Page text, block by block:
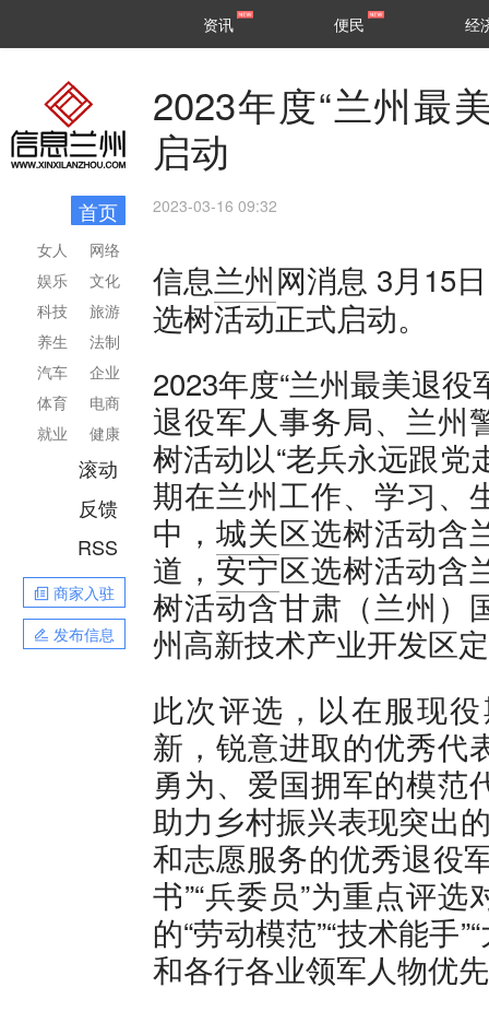
区县
资讯 便民 经
首页
网络
文化
旅游
法制
企业
电商
健康
女人
娱乐
科技
养生
汽车
体育
就业
滚动
反馈
RSS
商家入驻
发布信息
2023年度“兰州最
启动
2023-03-16 09:32
信息兰州网消息 3月15
选树活动正式启动。
2023年度“兰州最美退
退役军人事务局、兰州
树活动以“老兵永远跟党
期在兰州工作、学习、
中， 城关区选树活动含
道， 安宁区选树活动含
树活动含甘肃（兰州）
州高新技术产业开发区
此次评选，以在服现
新，锐意进取的优秀代
勇为、爱国拥军的模范
助力乡村振兴表现突出
和志愿服务的优秀退役
书”“兵委员”为重点评
的“劳动模范”“技术能手
和各行各业领军人物优